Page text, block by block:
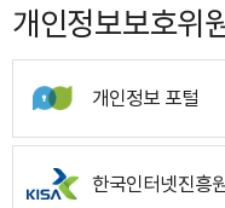
개인정보보호위
개인정보 포털
한국인터넷진흥